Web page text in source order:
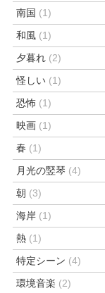
南国 (1)
和風 (1)
夕暮れ (2)
怪しい (1)
恐怖 (1)
映画 (1)
春 (1)
月光の竪琴 (4)
朝 (3)
海岸 (1)
熱 (1)
特定シーン (4)
環境音楽 (2)